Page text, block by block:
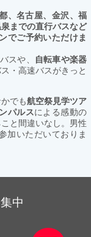
、名古屋、金沢、福
までの直行バスなど
でご予約いただけま
スや、
自転車や楽器
・高速バスがきっと
でも航空祭見学ツア
パルスによる感動の
と間違いなし。男性
加いただいておりま
中